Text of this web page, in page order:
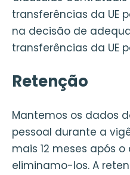
transferências da UE
na decisão de
transferências da UE
Retenção
Mantemos os dados
pessoal durante a
mais 12 meses após
eliminamo-los. A